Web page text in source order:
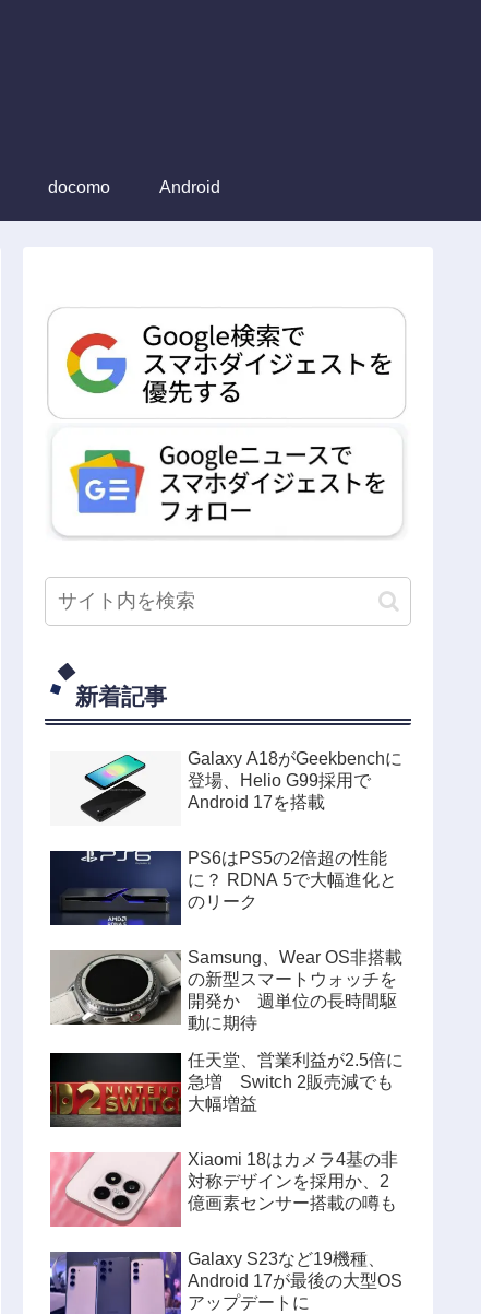
docomo Android
新着記事
Galaxy A18がGeekbenchに
登場、Helio G99採用で
Android 17を搭載
PS6はPS5の2倍超の性能
に？ RDNA 5で大幅進化と
のリーク
Samsung、Wear OS非搭載
の新型スマートウォッチを
開発か 週単位の長時間駆
動に期待
任天堂、営業利益が2.5倍に
急増 Switch 2販売減でも
大幅増益
Xiaomi 18はカメラ4基の非
対称デザインを採用か、2
億画素センサー搭載の噂も
Galaxy S23など19機種、
Android 17が最後の大型OS
アップデートに